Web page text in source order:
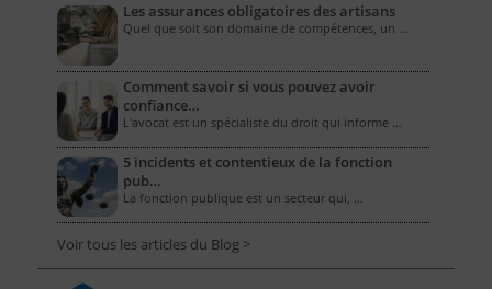
Les assurances obligatoires des artisans
Quel que soit son domaine de compétences, un …
Comment savoir si vous pouvez avoir
confiance…
L'avocat est un spécialiste du droit qui informe …
5 incidents et contentieux de la fonction
pub…
La fonction publique est un secteur qui, …
Voir tous les articles du Blog >